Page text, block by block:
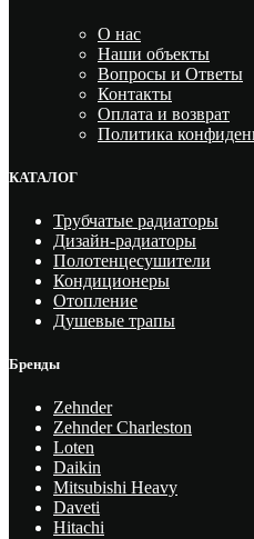
О нас
Наши объекты
Вопросы и Ответы
Контакты
Оплата и возврат
Политика
КАТАЛОГ
Трубчатые радиаторы
Дизайн-радиаторы
Полотенцесушители
Кондиционеры
Отопление
Душевые трапы
Бренды
Zehnder
Zehnder Charleston
Loten
Daikin
Mitsubishi Heavy
Daveti
Hitachi